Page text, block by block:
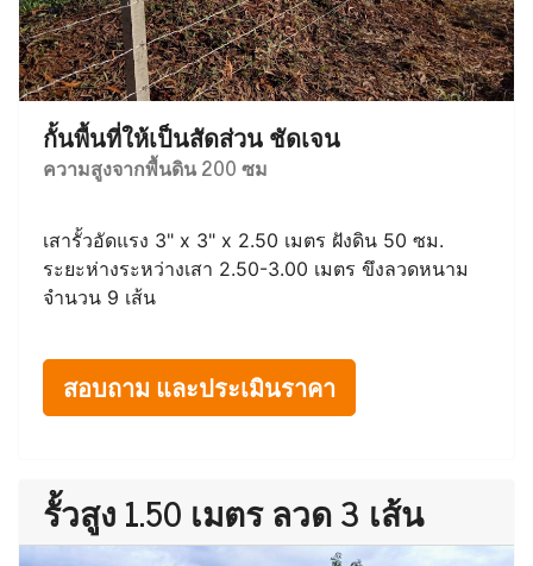
กั้นพื้นที่ให้เป็นสัดส่วน ชัดเจน
ความสูงจากพื้นดิน 200 ซม
เสารั้วอัดแรง 3" x 3" x 2.50 เมตร ฝังดิน 50 ซม.
ระยะห่างระหว่างเสา 2.50-3.00 เมตร ขึงลวดหนาม
จำนวน 9 เส้น
สอบถาม และประเมินราคา
รั้วสูง 1.50 เมตร ลวด 3 เส้น